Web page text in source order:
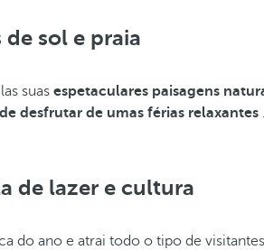
de sol e praia
suas espetaculares paisagens
desfrutar de umas férias relaxantes
de lazer e cultura
do ano e atrai todo o tipo de